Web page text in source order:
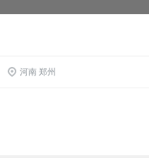
河南 郑州